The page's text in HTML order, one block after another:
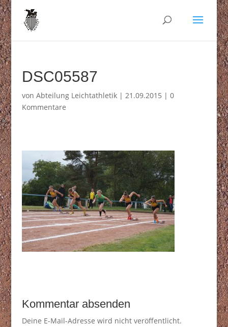
DSC05587
von Abteilung Leichtathletik| 21.09.2015 | 0
Kommentare
Kommentar absenden
Deine E-Mail-Adresse wird nicht veröffentlicht.